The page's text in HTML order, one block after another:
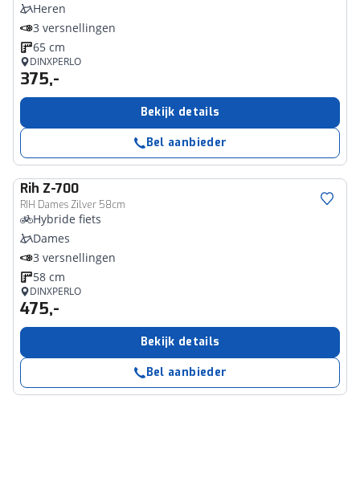
Heren
3 versnellingen
65 cm
DINXPERLO
375,-
Bekijk details
Bel aanbieder
Rih Z-700
RIH Dames Zilver 58cm
Hybride fiets
Dames
3 versnellingen
58 cm
DINXPERLO
475,-
Bekijk details
Bel aanbieder